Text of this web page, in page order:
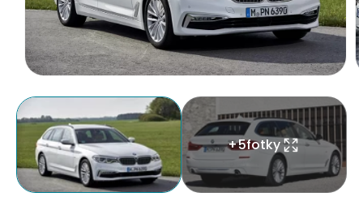
Otevřít
médium
1
modálním
okně
2
v
+5fotky
Otevřít
médium
v
modálním
okně